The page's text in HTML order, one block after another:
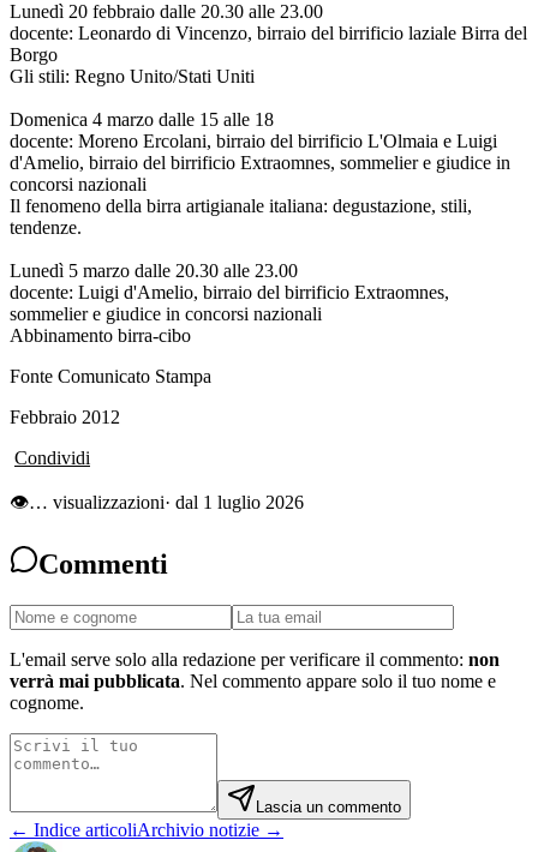
Lunedì 20 febbraio dalle 20.30 alle 23.00
docente: Leonardo di Vincenzo, birraio del birrificio laziale Birra del
Borgo
Gli stili: Regno Unito/Stati Uniti
Domenica 4 marzo dalle 15 alle 18
docente: Moreno Ercolani, birraio del birrificio L'Olmaia e Luigi
d'Amelio, birraio del birrificio Extraomnes, sommelier e giudice in
concorsi nazionali
Il fenomeno della birra artigianale italiana: degustazione, stili,
tendenze.
Lunedì 5 marzo dalle 20.30 alle 23.00
docente: Luigi d'Amelio, birraio del birrificio Extraomnes,
sommelier e giudice in concorsi nazionali
Abbinamento birra-cibo
Fonte Comunicato Stampa
Febbraio 2012
Condividi
👁… visualizzazioni· dal 1 luglio 2026
Commenti
L'email serve solo alla redazione per verificare il commento: non
verrà mai pubblicata. Nel commento appare solo il tuo nome e
cognome.
Lascia un commento
← Indice articoliArchivio notizie →